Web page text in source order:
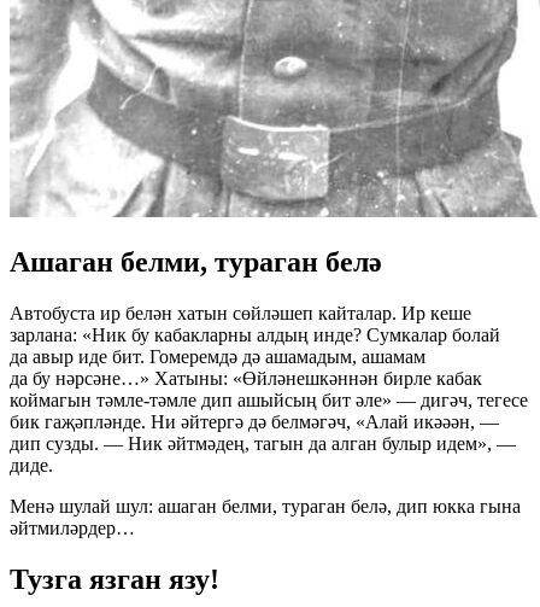
Ашаган белми, тураган белә
Автобуста ир белән хатын сөйләшеп кайталар. Ир кеше
зарлана: «Ник бу кабакларны алдың инде? Сумкалар болай
да авыр иде бит. Гомеремдә дә ашамадым, ашамам
да бу нәрсәне…» Хатыны: «Өйләнешкәннән бирле кабак
коймагын тәмле-тәмле дип ашыйсың бит әле» — дигәч, тегесе
бик гаҗәпләнде. Ни әйтергә дә белмәгәч, «Алай икәәән, —
дип сузды. — Ник әйтмәдең, тагын да алган булыр идем», —
диде.
Менә шулай шул: ашаган белми, тураган белә, дип юкка гына
әйтмиләрдер…
Тузга язган язу!